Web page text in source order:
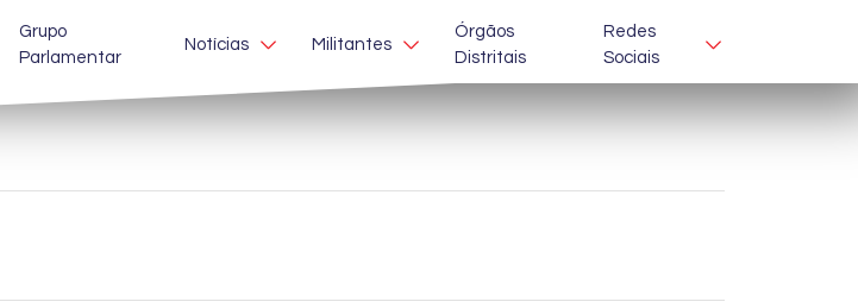
Grupo
Parlamentar
Notícias Militantes
Órgãos
Distritais
Redes
Sociais